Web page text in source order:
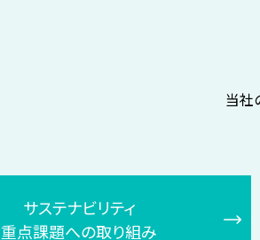
当社
サステナビリティ
重点課題への取り組み